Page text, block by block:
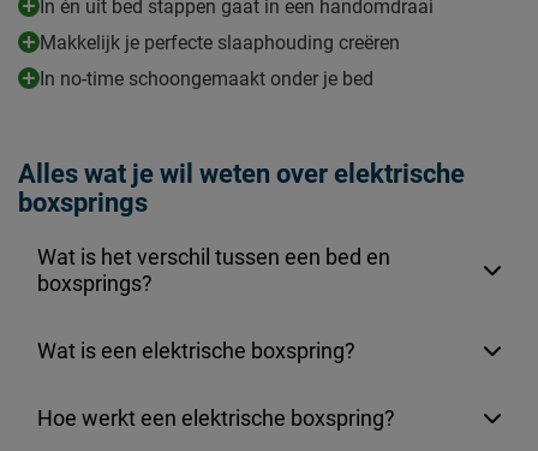
In én uit bed stappen gaat in een handomdraai
Makkelijk je perfecte slaaphouding creëren
In no-time schoongemaakt onder je bed
Alles wat je wil weten over elektrische
boxsprings
Wat is het verschil tussen een bed en
boxsprings?
Wat is een elektrische boxspring?
Hoe werkt een elektrische boxspring?